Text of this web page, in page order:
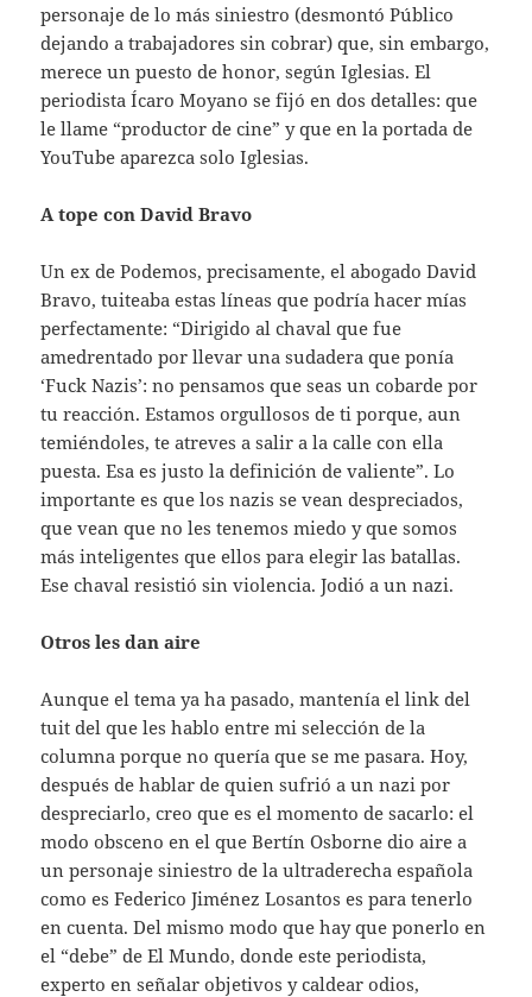
personaje de lo más siniestro (desmontó Público
dejando a trabajadores sin cobrar) que, sin embargo,
merece un puesto de honor, según Iglesias. El
periodista Ícaro Moyano se fijó en dos detalles: que
le llame “productor de cine” y que en la portada de
YouTube aparezca solo Iglesias.
A tope con David Bravo
Un ex de Podemos, precisamente, el abogado David
Bravo, tuiteaba estas líneas que podría hacer mías
perfectamente: “Dirigido al chaval que fue
amedrentado por llevar una sudadera que ponía
‘Fuck Nazis’: no pensamos que seas un cobarde por
tu reacción. Estamos orgullosos de ti porque, aun
temiéndoles, te atreves a salir a la calle con ella
puesta. Esa es justo la definición de valiente”. Lo
importante es que los nazis se vean despreciados,
que vean que no les tenemos miedo y que somos
más inteligentes que ellos para elegir las batallas.
Ese chaval resistió sin violencia. Jodió a un nazi.
Otros les dan aire
Aunque el tema ya ha pasado, mantenía el link del
tuit del que les hablo entre mi selección de la
columna porque no quería que se me pasara. Hoy,
después de hablar de quien sufrió a un nazi por
despreciarlo, creo que es el momento de sacarlo: el
modo obsceno en el que Bertín Osborne dio aire a
un personaje siniestro de la ultraderecha española
como es Federico Jiménez Losantos es para tenerlo
en cuenta. Del mismo modo que hay que ponerlo en
el “debe” de El Mundo, donde este periodista,
experto en señalar objetivos y caldear odios,